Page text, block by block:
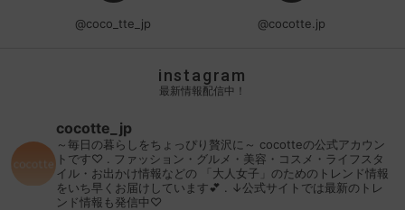
@coco_tte_jp @cocotte.jp
instagram
最新情報配信中！
cocotte_jp
～毎日の暮らしをちょっぴり贅沢に～ cocotteの公式アカウン
トです♡
ファッション・グルメ・美容・コスメ・ライフスタ
イル・お出かけ情報などの 「大人女子」のためのトレンド情報
をいち早くお届けしています💕
↓公式サイトでは最新のトレ
ンド情報も発信中♡